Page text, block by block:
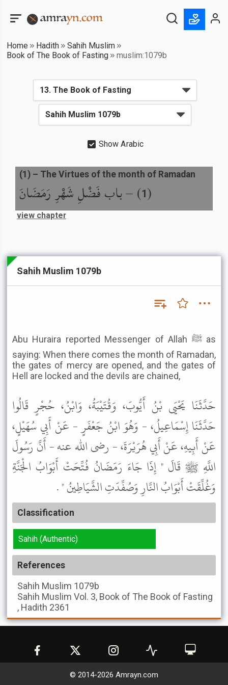
Home Hadith
Sahih Muslim
Book of The Book of Fasting
muslim:1079b
Show Arabic
(
1
) –باب فَضْلِ شَهْرِ رَمَضَانَ
(1 ) – The Virtues of the month of Ramadan
view chapter
Sahih Muslim 1079b
Abu Huraira reported Messenger of Allah ﷺ as
saying: When there comes the month of Ramadan,
the gates of mercy are opened, and the gates of
Hell are locked and the devils are chained,
حَدَّثَنَا يَحْيَى بْنُ أَيُّوبَ، وَقُتَيْبَةُ، وَابْنُ، حُجْرٍ قَالُوا
حَدَّثَنَا إِسْمَاعِيلُ، - وَهُوَ ابْنُ جَعْفَرٍ - عَنْ أَبِي سُهَيْلٍ،
عَنْ أَبِيهِ، عَنْ أَبِي هُرَيْرَةَ، - رضى الله عنه - أَنَّ رَسُولَ
اللَّهِ ﷺ قَالَ " إِذَا جَاءَ رَمَضَانُ فُتِّحَتْ أَبْوَابُ الْجَنَّةِ
وَغُلِّقَتْ أَبْوَابُ النَّارِ وَصُفِّدَتِ الشَّيَاطِينُ " .
Classification
Sahih (Authentic)
References
Sahih Muslim 1079b
Sahih Muslim Vol. 3, Book of The Book of Fasting
, Hadith 2361
© 2014-2026 Amrayn.com